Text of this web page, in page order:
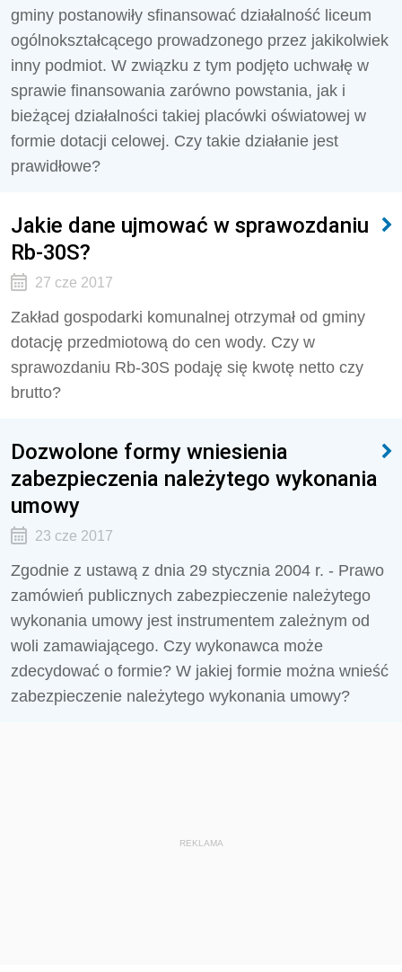
gminy postanowiły sfinansować działalność liceum
ogólnokształcącego prowadzonego przez jakikolwiek
inny podmiot. W związku z tym podjęto uchwałę w
sprawie finansowania zarówno powstania, jak i
bieżącej działalności takiej placówki oświatowej w
formie dotacji celowej. Czy takie działanie jest
prawidłowe?
Jakie dane ujmować w sprawozdaniu
Rb-30S?
27 cze 2017
Zakład gospodarki komunalnej otrzymał od gminy
dotację przedmiotową do cen wody. Czy w
sprawozdaniu Rb-30S podaję się kwotę netto czy
brutto?
Dozwolone formy wniesienia
zabezpieczenia należytego wykonania
umowy
23 cze 2017
Zgodnie z ustawą z dnia 29 stycznia 2004 r. - Prawo
zamówień publicznych zabezpieczenie należytego
wykonania umowy jest instrumentem zależnym od
woli zamawiającego. Czy wykonawca może
zdecydować o formie? W jakiej formie można wnieść
zabezpieczenie należytego wykonania umowy?
REKLAMA